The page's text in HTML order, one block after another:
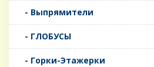
- Выпрямители
- ГЛОБУСЫ
- Горки-Этажерки